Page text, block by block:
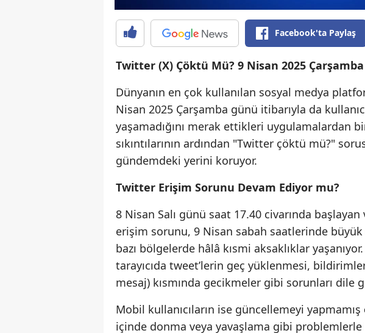
Facebook'ta Paylaş
Twitter (X) Çöktü Mü? 9 Nisan 2025
Dünyanın en çok kullanılan sosyal medya
Nisan 2025 Çarşamba günü itibarıyla da
yaşamadığını merak ettikleri uygulamalardan
sıkıntılarının ardından "Twitter çöktü mü?"
gündemdeki yerini koruyor.
Twitter Erişim Sorunu Devam Ediyor mu?
8 Nisan Salı günü saat 17.40 civarında
erişim sorunu, 9 Nisan sabah saatlerinde
bazı bölgelerde hâlâ kısmi aksaklıklar
tarayıcıda tweet’lerin geç yüklenmesi,
mesaj) kısmında gecikmeler gibi sorunları dile
Mobil kullanıcıların ise güncellemeyi
içinde donma veya yavaşlama gibi problemlerle